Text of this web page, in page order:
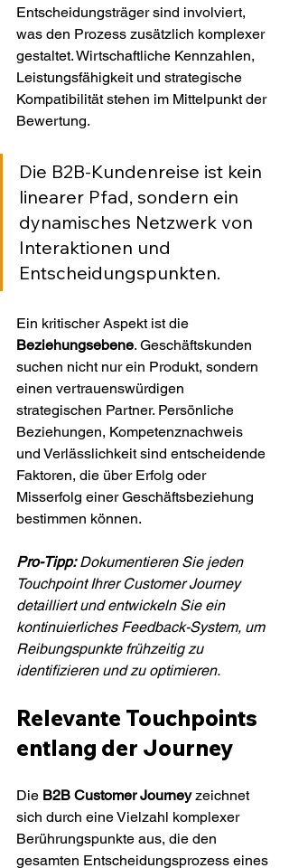
Entscheidungsträger sind involviert,
was den Prozess zusätzlich komplexer
gestaltet. Wirtschaftliche Kennzahlen,
Leistungsfähigkeit und strategische
Kompatibilität stehen im Mittelpunkt der
Bewertung.
Die B2B-Kundenreise ist kein
linearer Pfad, sondern ein
dynamisches Netzwerk von
Interaktionen und
Entscheidungspunkten.
Ein kritischer Aspekt ist die
Beziehungsebene. Geschäftskunden
suchen nicht nur ein Produkt, sondern
einen vertrauenswürdigen
strategischen Partner. Persönliche
Beziehungen, Kompetenznachweis
und Verlässlichkeit sind entscheidende
Faktoren, die über Erfolg oder
Misserfolg einer Geschäftsbeziehung
bestimmen können.
Pro-Tipp: Dokumentieren Sie jeden
Touchpoint Ihrer Customer Journey
detailliert und entwickeln Sie ein
kontinuierliches Feedback-System, um
Reibungspunkte frühzeitig zu
identifizieren und zu optimieren.
Relevante Touchpoints
entlang der Journey
Die B2B Customer Journey zeichnet
sich durch eine Vielzahl komplexer
Berührungspunkte aus, die den
gesamten Entscheidungsprozess eines